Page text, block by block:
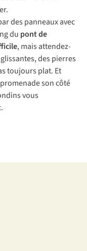
des panneaux avec
du pont de
, mais attendez-
des pierres
toujours plat. Et
son côté
vous